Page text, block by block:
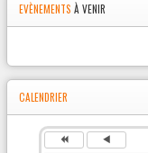
EVÈNEMENTS À VENIR
CALENDRIER